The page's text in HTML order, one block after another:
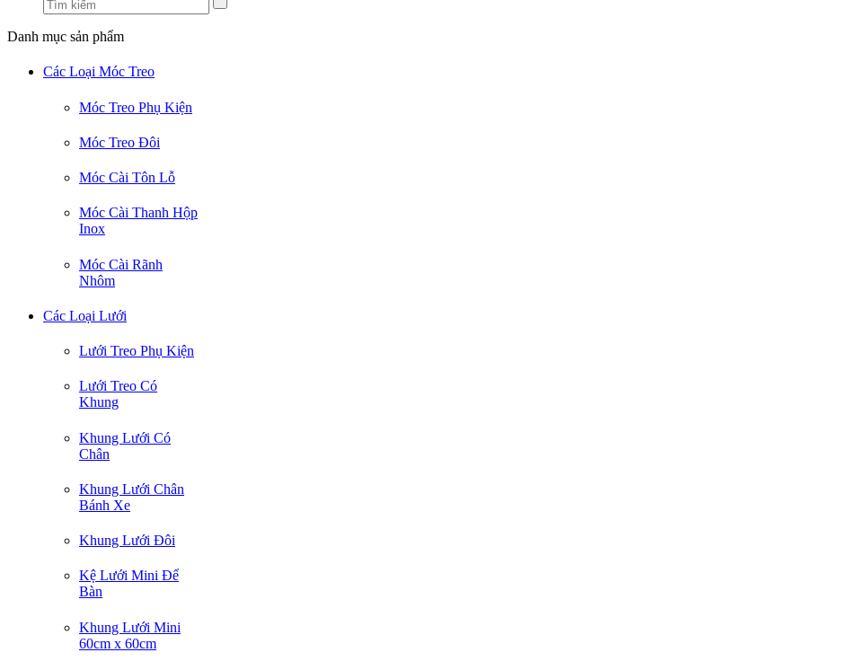
Danh mục sản phẩm
Các Loại Móc Treo
Móc Treo Phụ Kiện
Móc Treo Đôi
Móc Cài Tôn Lỗ
Móc Cài Thanh Hộp
Inox
Móc Cài Rãnh
Nhôm
Các Loại Lưới
Lưới Treo Phụ Kiện
Lưới Treo Có
Khung
Khung Lưới Có
Chân
Khung Lưới Chân
Bánh Xe
Khung Lưới Đôi
Kệ Lưới Mini Để
Bàn
Khung Lưới Mini
60cm x 60cm